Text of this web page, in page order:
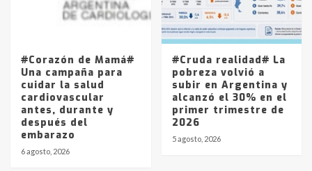
Los precios de los combustibles en
La Pampa, desde YPF hasta Axion
entre 857 a 1338 pesos
#Corazón de Mamá#
Una campaña para
cuidar la salud
cardiovascular
antes, durante y
después del
embarazo
6 agosto, 2026
#Cruda realidad# La
pobreza volvió a
subir en Argentina y
alcanzó el 30% en el
primer trimestre de
2026
5 agosto, 2026